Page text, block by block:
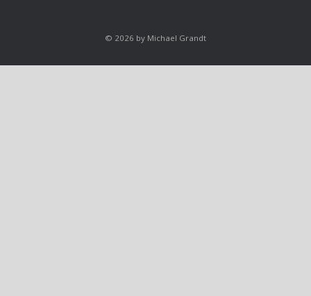
© 2026 by Michael Grandt